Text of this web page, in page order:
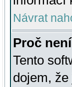
Návrat
Proč
Tento
dojem,